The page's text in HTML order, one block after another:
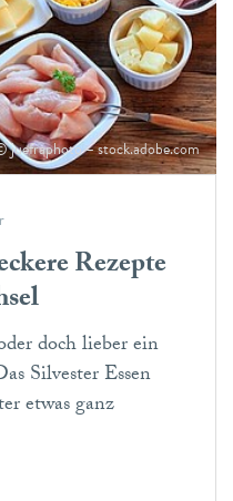
juefraphoto – stock.adobe.com
Rezepte
doch lieber ein
Silvester Essen
etwas ganz